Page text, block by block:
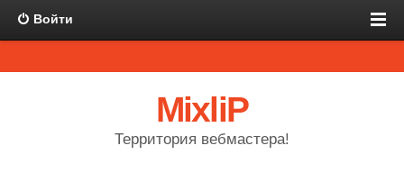
Войти
MixliP
Территория вебмастера!